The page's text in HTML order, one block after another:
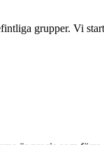
grupper. Vi